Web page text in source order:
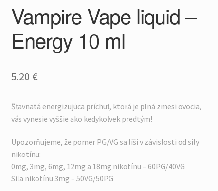
Vampire Vape liquid –
Energy 10 ml
5.20 €
Šťavnatá energizujúca príchuť, ktorá je plná zmesi ovocia,
vás vynesie vyššie ako kedykoľvek predtým!
Upozorňujeme, že pomer PG/VG sa líši v závislosti od sily
nikotínu:
0mg, 3mg, 6mg, 12mg a 18mg nikotínu – 60PG/40VG
Sila nikotínu 3mg – 50VG/50PG